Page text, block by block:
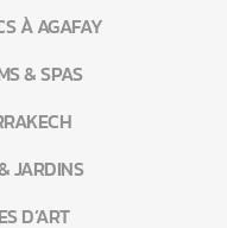
À AGAFAY
& SPAS
JARDINS
D’ART